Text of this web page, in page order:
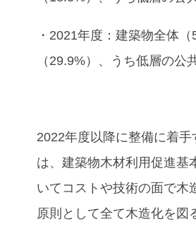
・2021年度：建築物全体
（29.9%）、うち低層の公
2022年度以降に整備に着
は、建築物木材利用促進基
いてコストや技術の面で木
原則として全て木造化を図